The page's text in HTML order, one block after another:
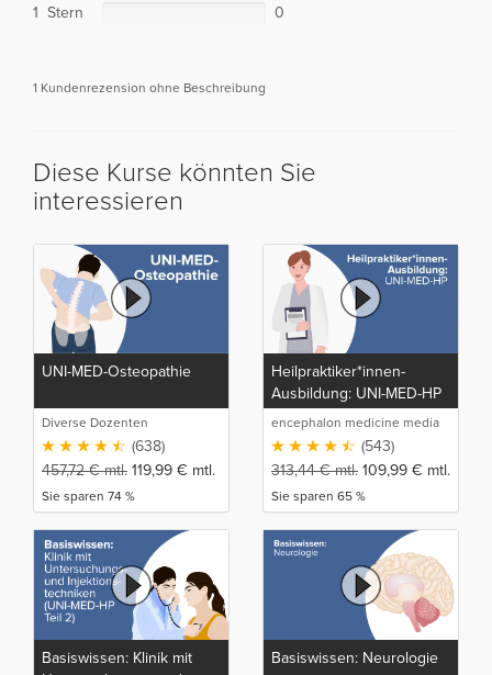
1 Stern
0
1 Kundenrezension ohne Beschreibung
Diese Kurse könnten Sie
interessieren
UNI-MED-Osteopathie
Diverse Dozenten
(638)
457,72€mtl. 119,99 € mtl.
Sie sparen 74 %
Heilpraktiker*innen-
Ausbildung: UNI-MED-HP
encephalon medicine media
production GmbH(543)
313,44€mtl. 109,99 € mtl.
Sie sparen 65 %
Basiswissen: Klinik mit
Basiswissen: Neurologie